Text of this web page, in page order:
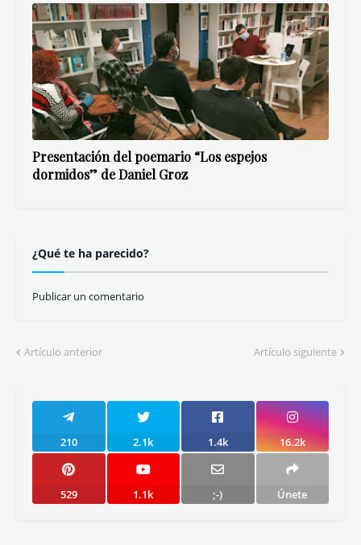
Presentación del poemario “Los espejos
dormidos” de Daniel Groz
¿Qué te ha parecido?
Publicar un comentario
Artículo anterior Artículo siguiente
210 2.1k 1.4k 16.2k
529 1.1k ;-) Únete